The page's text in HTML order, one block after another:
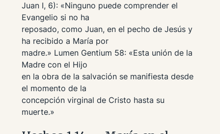
JuanI, 6): «Ninguno puede comprender el
Evangelio si no ha
reposado, como Juan, en el pecho de Jesús y
ha recibido a María por
madre.» Lumen Gentium 58: «Esta unión de la
Madre con el Hijo
en la obra de la salvación se manifiesta desde
el momento de la
concepción virginal de Cristo hasta su
muerte.»